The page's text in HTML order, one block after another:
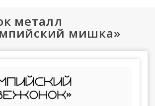
металл
мишка»